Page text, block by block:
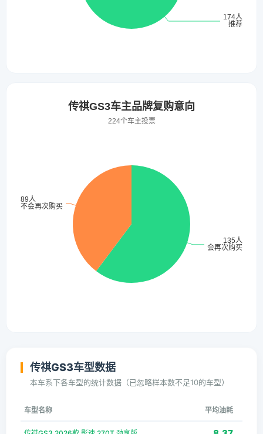
传祺GS3车型数据
本车系下各车型的统计数据（已忽略样本数不足10的车型）
车型名称 平均油耗